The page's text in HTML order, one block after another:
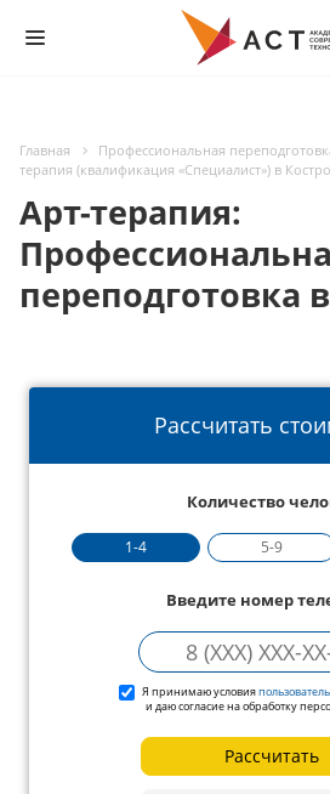
Главная Профессиональная
терапия (квалификация «Специалист») в
Арт-терапия:
переподготовка
Рассчитать
Количество
1-4 5-9
Введите номер
Я принимаю условия
и даю согласие на обработку
Рассчитать